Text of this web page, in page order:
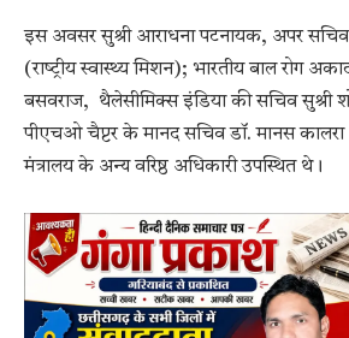
इस अवसर सुश्री आराधना पटनायक, अपर
(राष्‍ट्रीय स्‍वास्‍थ्‍य मिशन); भारतीय बाल रोग
बसवराज, थैलेसीमिक्स इंडिया की सचिव सुश्री
पीएचओ चैप्टर के मानद सचिव डॉ. मानस कालरा
मंत्रालय के अन्य वरिष्ठ अधिकारी उपस्थित थे।